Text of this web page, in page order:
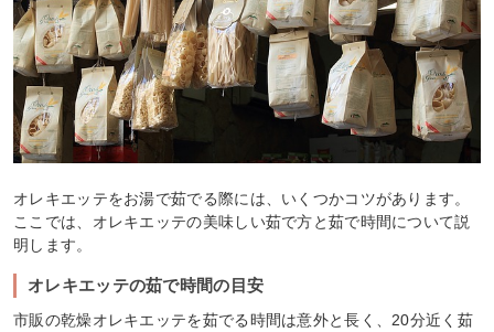
オレキエッテをお湯で茹でる際には、いくつかコツがあります。
ここでは、オレキエッテの美味しい茹で方と茹で時間について説
明します。
オレキエッテの茹で時間の目安
市販の乾燥オレキエッテを茹でる時間は意外と長く、20分近く茹